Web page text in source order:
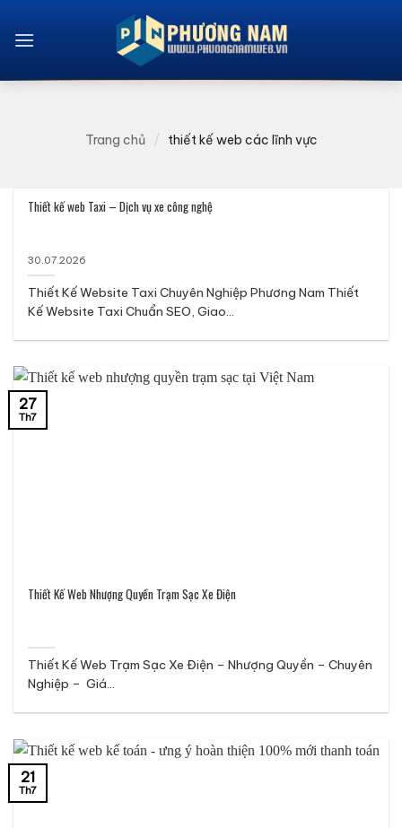
qua
dung
Trang chủ / thiết kế web các lĩnh vực
Thiết kế web Taxi – Dịch vụ xe công nghệ
30.07.2026
Thiết Kế Website Taxi Chuyên Nghiệp Phương Nam Thiết
Kế Website Taxi Chuẩn SEO, Giao...
Thiết Kế Web Nhượng Quyền Trạm Sạc Xe Điện
Thiết Kế Web Trạm Sạc Xe Điện – Nhượng Quyền – Chuyên
Nghiệp – Giá...
27
Th7
21
Th7